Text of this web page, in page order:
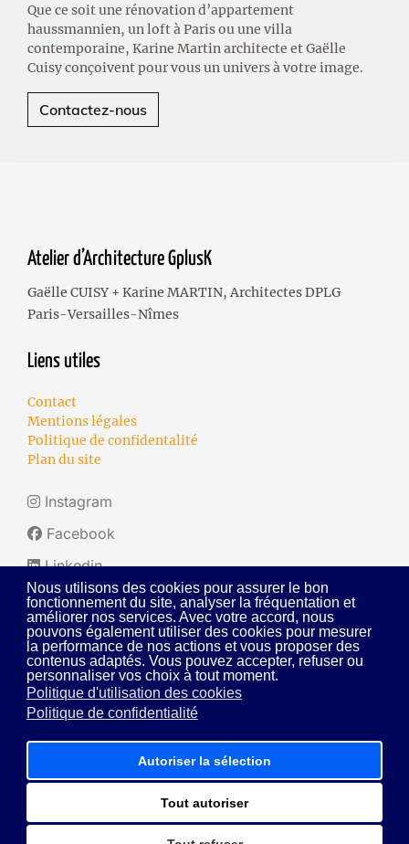
Nous utilisons des cookies pour assurer le bon
fonctionnement du site, analyser la fréquentation et
améliorer nos services. Avec votre accord, nous
pouvons également utiliser des cookies pour mesurer
la performance de nos actions et vous proposer des
contenus adaptés. Vous pouvez accepter, refuser ou
personnaliser vos choix à tout moment.
Politique d'utilisation des cookies
Politique de confidentialité
Autoriser la sélection
Tout autoriser
Que ce soit une rénovation d’appartement
haussmannien, un loft à Paris ou une villa
contemporaine, Karine Martin architecte et Gaëlle
Cuisy conçoivent pour vous un univers à votre image.
Contactez-nous
Atelier d’Architecture GplusK
Gaëlle CUISY + Karine MARTIN, Architectes DPLG
Paris-Versailles-Nîmes
Liens utiles
Contact
Mentions légales
Politique de confidentalité
Plan du site
Instagram
Facebook
Linkedin